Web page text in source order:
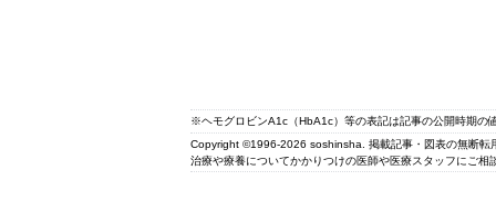
※ヘモグロビンA1c（HbA1c）等の表記は記事の公開時期の
Copyright ©1996-2026 soshinsha. 掲載記事・図表の無断転
治療や療養についてかかりつけの医師や医療スタッフにご相